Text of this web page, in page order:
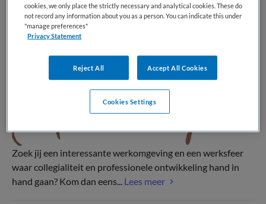
Deze vacature Systeemtherapeut Forensische zorg - Bouw
mee aan herstel en veiligheid bij Reinier van Arkel is niet
meer actueel. Hieronder staan enkele vergelijkbare
Zoek jij een interessante werkomgeving en een werksfeer
waar collegialiteit en professionele ontwikkeling hand in
hand gaan? Kom dan eens... Lees meer
cookies, we only place the strictly necessary and analytical cookies. These do
not record any information about you as a person. You can indicate this under
"manage preferences"
Privacy Statement
Reject All Accept All Cookies
Cookies Settings